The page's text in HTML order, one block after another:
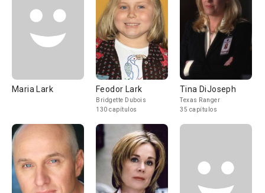
Maria Lark Feodor Lark
Bridgette Dubois
130 capítulos
Tina DiJoseph
Texas Ranger
35 capítulos